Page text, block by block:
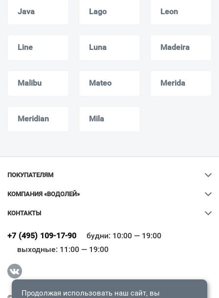
Java Lago Leon
Line Luna Madeira
Malibu Mateo Merida
Meridian Mila
ПОКУПАТЕЛЯМ
КОМПАНИЯ «ВОДОЛЕЙ»
КОНТАКТЫ
+7 (495) 109-17-90
будни: 10:00 — 19:00
выходные: 11:00 — 19:00
Всё верно
Продолжая использовать наш сайт, вы